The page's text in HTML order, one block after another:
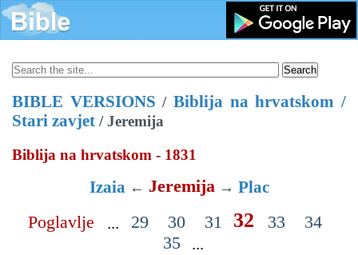
BIBLE VERSIONS /Biblija na hrvatskom /
Stari zavjet / Jeremija
Biblija na hrvatskom - 1831
Izaia ← Jeremija→ Plac
Poglavlje ... 29 30 31 32 33
34
35
...